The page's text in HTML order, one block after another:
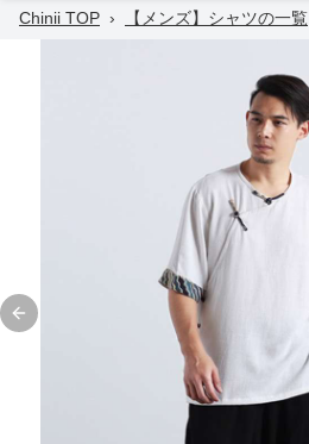
Chinii TOP › 【メンズ】シャツの一覧
Previous slide